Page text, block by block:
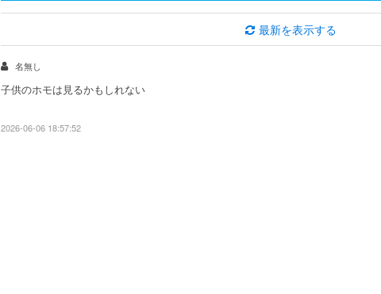
最新を表示する
名無し
子供のホモは見るかもしれない
2026-06-06 18:57:52